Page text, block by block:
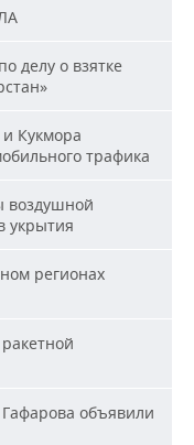
делу о взятке
Кукмора
трафика
воздушной
укрытия
регионах
объявили